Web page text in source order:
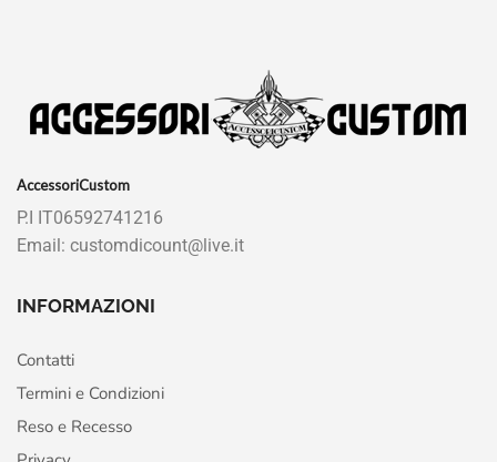
AccessoriCustom
P.I IT06592741216
Email: customdicount@live.it
INFORMAZIONI
Contatti
Termini e Condizioni
Reso e Recesso